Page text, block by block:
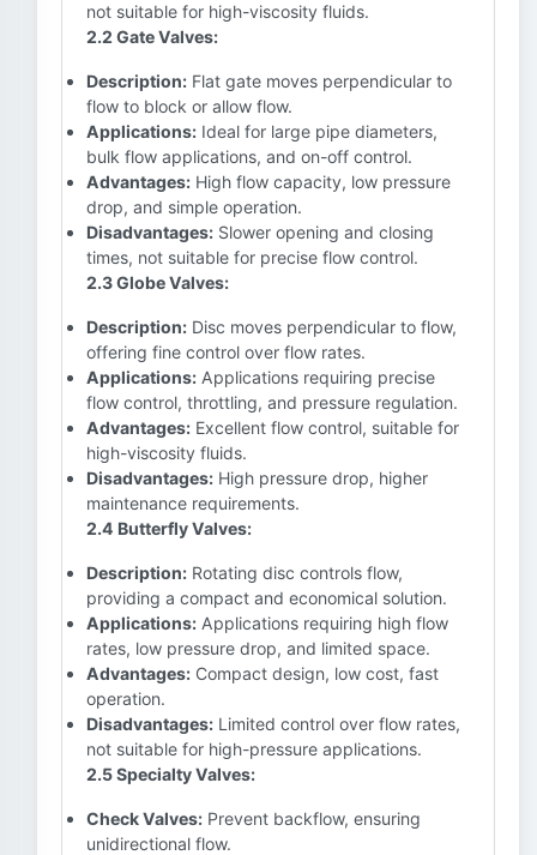
not suitable for high-viscosity fluids.
2.2 Gate Valves:
Description: Flat gate moves perpendicular to
flow to block or allow flow.
Applications: Ideal for large pipe diameters,
bulk flow applications, and on-off control.
Advantages: High flow capacity, low pressure
drop, and simple operation.
Disadvantages: Slower opening and closing
times, not suitable for precise flow control.
2.3 Globe Valves:
Description: Disc moves perpendicular to flow,
offering fine control over flow rates.
Applications: Applications requiring precise
flow control, throttling, and pressure regulation.
Advantages: Excellent flow control, suitable for
high-viscosity fluids.
Disadvantages: High pressure drop, higher
maintenance requirements.
2.4 Butterfly Valves:
Description: Rotating disc controls flow,
providing a compact and economical solution.
Applications: Applications requiring high flow
rates, low pressure drop, and limited space.
Advantages: Compact design, low cost, fast
operation.
Disadvantages: Limited control over flow rates,
not suitable for high-pressure applications.
2.5 Specialty Valves:
Check Valves: Prevent backflow, ensuring
unidirectional flow.